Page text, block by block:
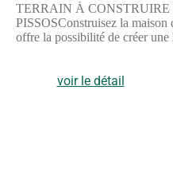
TERRAIN À CONSTRUIRE
PISSOSConstruisez la maison
offre la possibilité de créer
environnante.Il s'agit d'une
idéale pour réaliser un projet
partenaire de Maisons de la
voir le détail